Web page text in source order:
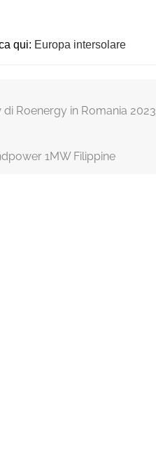
qui: Europa intersolare
Roenergy in Romania 2023
1MW Filippine